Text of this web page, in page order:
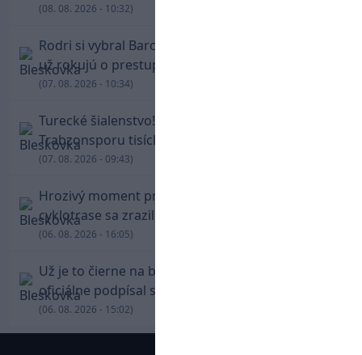
(08. 08. 2026 - 10:32)
Rodri si vybral Barcelonu a odmietol Real. Kluby
už rokujú o prestupovej čiastke
(07. 08. 2026 - 10:34)
Turecké šialenstvo! Salaha vítali na štadióne
Trabzonsporu tisícky fanúšikov
(07. 08. 2026 - 09:43)
Hrozivý moment pre Zdena Cháru! Na
cyklotrase sa zrazil s bežcom
(06. 08. 2026 - 16:05)
Už je to čierne na bielom: Mohamed Salah
oficiálne podpísal s Trabzonsporom
(06. 08. 2026 - 15:02)